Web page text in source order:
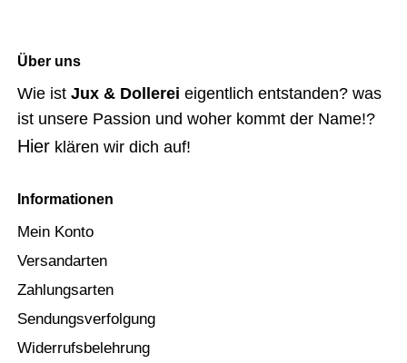
Über uns
Wie ist Jux & Dollerei eigentlich entstanden? was
ist unsere Passion und woher kommt der Name!?
Hier klären wir dich auf!
Informationen
Mein Konto
Versandarten
Zahlungsarten
Sendungsverfolgung
Widerrufsbelehrung